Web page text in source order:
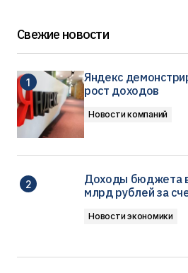
Свежие новости
Яндекс
рост доходов
Новости компаний
Доходы бюджета
млрд рублей за
Новости экономики